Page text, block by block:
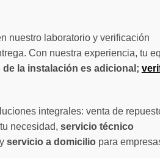
nuestro laboratorio y verificación
Con nuestra experiencia, tu
de la instalación es adicional;
integrales: venta de
necesidad, servicio técnico
servicio a domiciliopara